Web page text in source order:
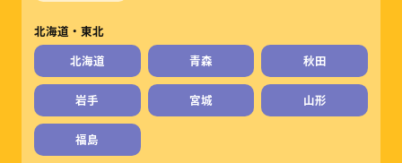
北海道・東北
北海道
青森 秋田
岩手 宮城 山形
福島